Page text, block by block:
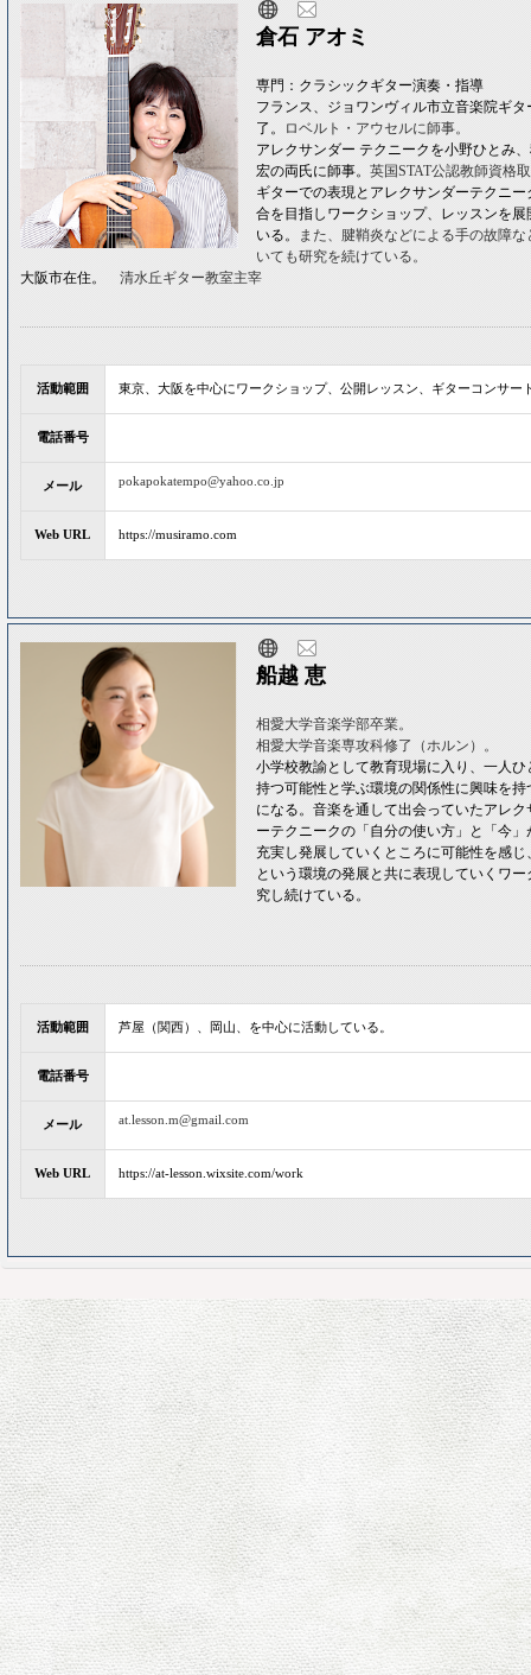
倉石 アオミ
専門：クラシックギター演奏・指導
フランス、ジョワンヴィル市立音楽院ギタ
了。
ロベルト・アウセルに師事。
アレクサンダー テクニークを小野ひとみ
宏の両氏に師事。 英国STAT公認教師資格
ギターでの表現とアレクサンダーテクニー
合を目指しワークショップ、レッスンを展
いる。
また、腱鞘炎などによる手の故障な
いても研究を続けている。
大阪市在住。 清水丘ギター教室主宰
活動範囲 東京、大阪を中心にワークショップ、公開レッスン、ギターコンサー
電話番号
メール pokapokatempo@yahoo.co.jp
Web URL https://musiramo.com
船越 恵
相愛大学音楽学部卒業。
相愛大学音楽専攻科修了（ホルン）。
小学校教諭として教育現場に入り、一人ひ
持つ可能性と学ぶ環境の関係性に興味を持
になる。音楽を通して出会っていたアレク
ーテクニークの「自分の使い方」と「今」
充実し発展していくところに可能性を感じ
という環境の発展と共に表現していくワー
究し続けている。
活動範囲 芦屋（関西）、岡山、を中心に活動している。
電話番号
メール at.lesson.m@gmail.com
Web URL https://at-lesson.wixsite.com/work